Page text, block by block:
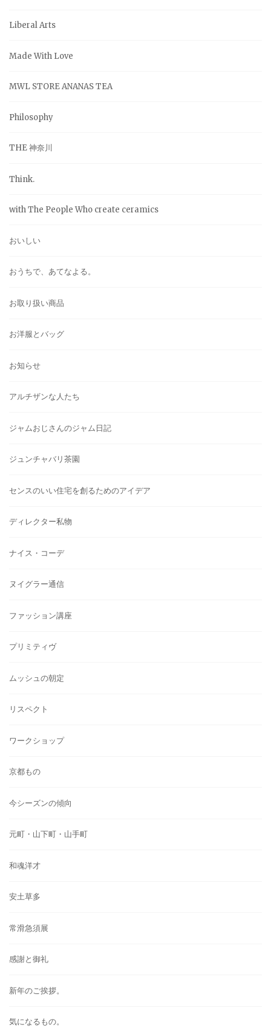
Liberal Arts
Made With Love
MWL STORE ANANAS TEA
Philosophy
THE 神奈川
Think.
with The People Who create ceramics
おいしい
おうちで、あてなよる。
お取り扱い商品
お洋服とバッグ
お知らせ
アルチザンな人たち
ジャムおじさんのジャム日記
ジュンチャバリ茶園
センスのいい住宅を創るためのアイデア
ディレクター私物
ナイス・コーデ
ヌイグラー通信
ファッション講座
プリミティヴ
ムッシュの朝定
リスペクト
ワークショップ
京都もの
今シーズンの傾向
元町・山下町・山手町
和魂洋才
安土草多
常滑急須展
感謝と御礼
新年のご挨拶。
気になるもの。